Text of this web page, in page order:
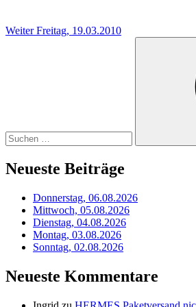
Weiter Freitag, 19.03.2010
Neueste Beiträge
Donnerstag, 06.08.2026
Mittwoch, 05.08.2026
Dienstag, 04.08.2026
Montag, 03.08.2026
Sonntag, 02.08.2026
Neueste Kommentare